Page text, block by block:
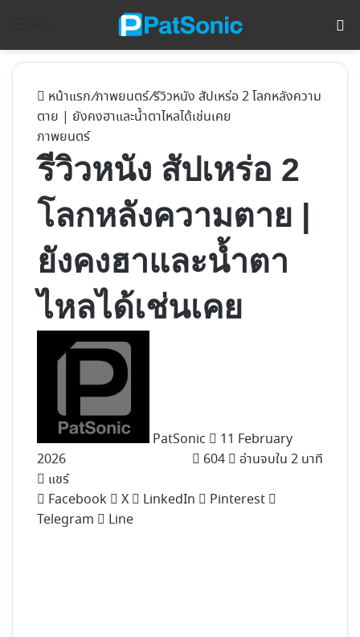
หน้าแรก/ภาพยนตร์/รีวิวหนัง สัปเหร่อ 2 โลกหลังความ
ตาย | ยังคงฮาและน้ำตาไหลได้เช่นเคย
ภาพยนตร์
รีวิวหนัง สัปเหร่อ 2
โลกหลังความตาย |
ยังคงฮาและน้ำตา
ไหลได้เช่นเคย
PatSonic
11 February
2026
604
อ่านจบใน 2 นาที
แชร์
Facebook
X LinkedIn
Pinterest
Telegram
Line